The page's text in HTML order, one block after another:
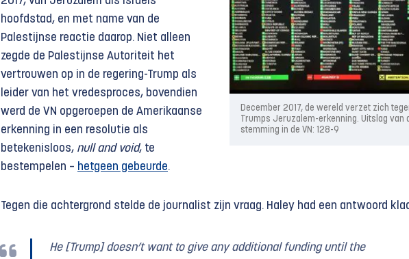
December 2017, de wereld verzet zich
Trumps Jeruzalem-erkenning. Uitslag van
stemming in de VN: 128-9
hoofdstad, en met name van de
Palestijnse reactie daarop. Niet alleen
zegde de Palestijnse Autoriteit het
vertrouwen op in de regering-Trump als
leider van het vredesproces, bovendien
werd de VN opgeroepen de Amerikaanse
erkenning in een resolutie als
betekenisloos, null and void, te
bestempelen – hetgeen gebeurde.
Tegen die achtergrond stelde de journalist zijn vraag. Haley had een antwoord
He [Trump] doesn’t want to give any additional funding until the